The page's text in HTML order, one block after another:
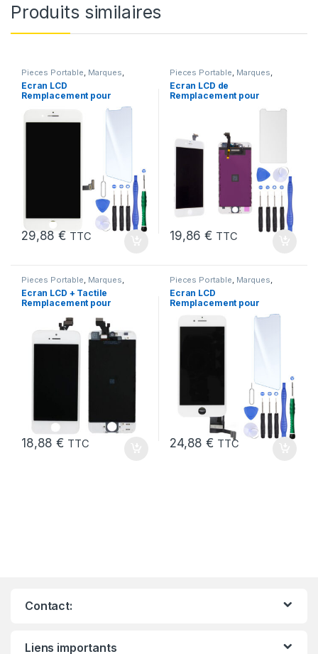
Produits similaires
Pieces Portable, Marques,
Apple iPhone 7 Plus
Ecran LCD
Remplacement pour
KIT Outils
29,88€ TTC
Pieces Portable, Marques,
Apple iPhone 6
Ecran LCD de
Remplacement pour
19,86€ TTC
Pieces Portable Marques
Ecran LCD + Tactile
Remplacement pour
18,88€ TTC
Pieces Portable Marques
Ecran LCD
Remplacement pour
Trempe +Kit
24,88€ TTC
Contact:
Liens importants